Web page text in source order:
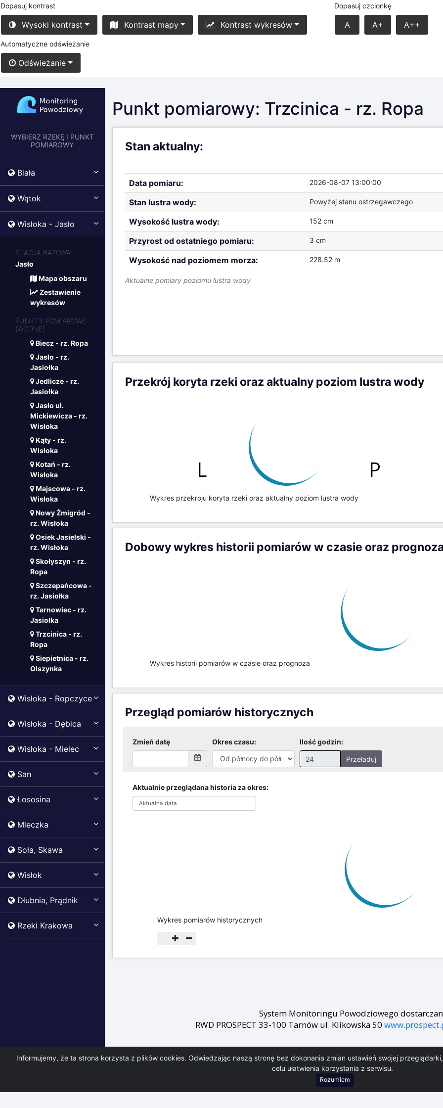
Welcome message
Dopasuj kontrast
Wysoki kontrast Kontrast mapy Kontrast wykresów
Dopasuj czcionkę
A A+ A++
Automatyczne odświeżanie
Odświeżanie
Informujemy, że ta strona korzysta z plików cookies. Odwiedzając naszą stronę bez dokonania zmian ustawień swojej
celu ułatwienia korzystania z serwisu.
Rozumiem
WYBIERZ RZEKĘ I PUNKT
POMIAROWY
Biała
Wątok
Wisłoka - Jasło
STACJA BAZOWA:
Jasło
Mapa obszaru
Zestawienie
wykresów
PUNKTY POMIAROWE
(WODNE)
Biecz - rz. Ropa
Jasło - rz.
Jasiołka
Jedlicze - rz.
Jasiołka
Jasło ul.
Mickiewicza - rz.
Wisłoka
Kąty - rz.
Wisłoka
Kotań - rz.
Wisłoka
Majscowa - rz.
Wisłoka
Nowy Żmigród -
rz. Wisłoka
Osiek Jasielski -
rz. Wisłoka
Skołyszyn - rz.
Ropa
Szczepańcowa -
rz. Jasiołka
Tarnowiec - rz.
Jasiołka
Trzcinica - rz.
Ropa
Siepietnica - rz.
Olszynka
Wisłoka - Ropczyce
Wisłoka - Dębica
Wisłoka - Mielec
San
Łososina
Mleczka
Soła, Skawa
Wisłok
Dłubnia, Prądnik
Rzeki Krakowa
Punkt pomiarowy: Trzcinica - rz. Ropa
Stan aktualny:
Aktualne pomiary poziomu lustra wody
Data pomiaru: 2026-08-07 13:00:00
Stan lustra wody: Powyżej stanu ostrzegawczego
Wysokość lustra wody: 152 cm
Przyrost od ostatniego pomiaru: 3 cm
Wysokość nad poziomem morza: 228.52 m
Przekrój koryta rzeki oraz aktualny poziom lustra wody
Wykres przekroju koryta rzeki oraz aktualny poziom lustra wody
Dobowy wykres historii pomiarów w czasie oraz
Wykres historii pomiarów w czasie oraz prognoza
Przegląd pomiarów historycznych
Zmień datę Okres czasu: Ilość godzin:
Przeładuj
Aktualnie przeglądana historia za okres:
Aktualna data
Wykres pomiarów historycznych
System Monitoringu Powodziowego
RWD PROSPECT 33-100 Tarnów ul. Klikowska 50
Layout zgodny z WCAG wykonała firma